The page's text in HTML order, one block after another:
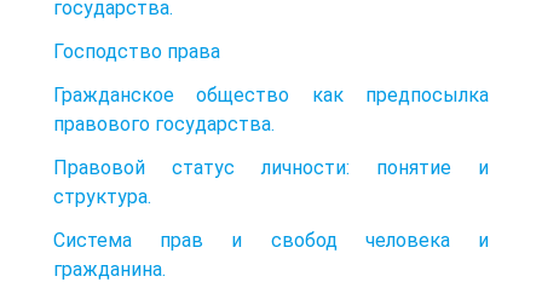
государства.
Господство права
Гражданское общество как предпосылка
правового государства.
Правовой статус личности: понятие и
структура.
Система прав и свобод человека и
гражданина.